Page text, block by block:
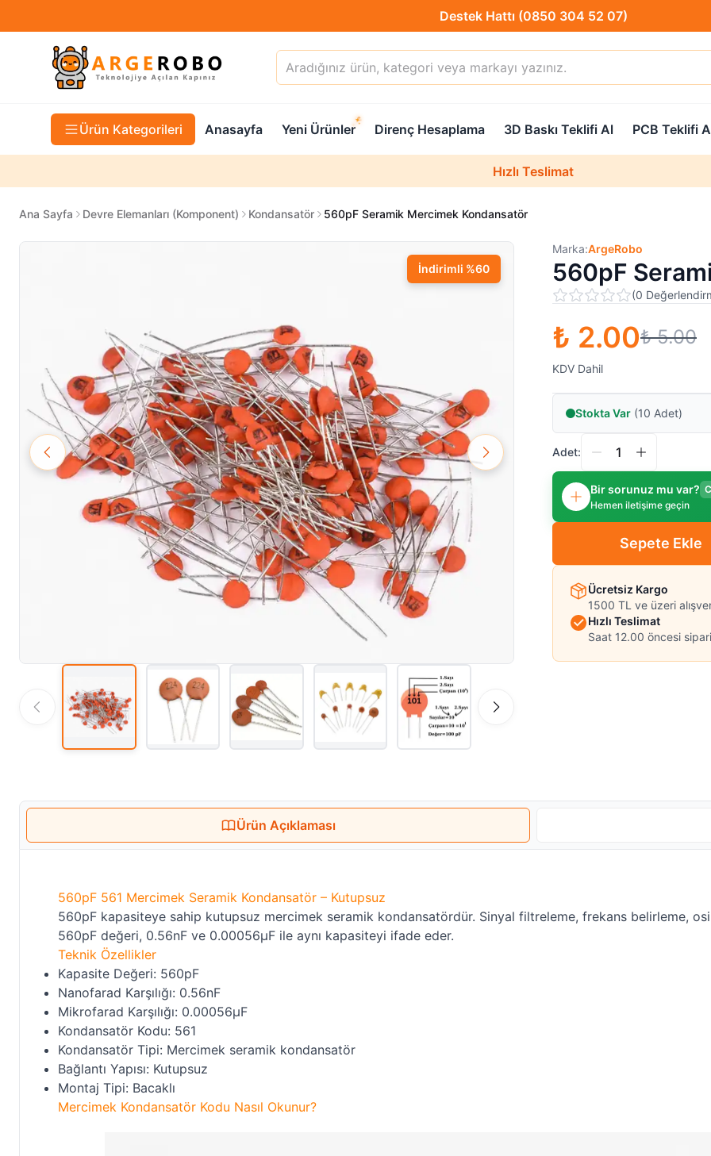
Hızlı Teslimat
Ürün Kategorileri Anasayfa Yeni Ürünler Direnç Hesaplama 3D Baskı Teklifi Al PCB Teklifi
Hızlı Teslimat
Uzman Teknik Servis
Ana Sayfa Devre Elemanları (Komponent) Kondansatör 560pF Seramik Mercimek Kondansatör
İndirimli %60
Marka:ArgeRobo
560pF
(0
₺ 2.00₺ 5.00
KDV Dahil
Stokta Var (10 Adet)
Adet:
Bir sorunuz mu var?
Hemen iletişime geçin
Sepete Ekle
Ücretsiz Kargo
1500 TL ve üzeri
Hızlı Teslimat
Saat 12.00 öncesi
Ürün Açıklaması
560pF 561 Mercimek Seramik Kondansatör – Kutupsuz
560pF kapasiteye sahip kutupsuz mercimek seramik kondansatördür. Sinyal filtreleme, frekans belirleme,
560pF değeri, 0.56nF ve 0.00056µF ile aynı kapasiteyi ifade eder.
Teknik Özellikler
Kapasite Değeri: 560pF
Nanofarad Karşılığı: 0.56nF
Mikrofarad Karşılığı: 0.00056µF
Kondansatör Kodu: 561
Kondansatör Tipi: Mercimek seramik kondansatör
Bağlantı Yapısı: Kutupsuz
Montaj Tipi: Bacaklı
Mercimek Kondansatör Kodu Nasıl Okunur?